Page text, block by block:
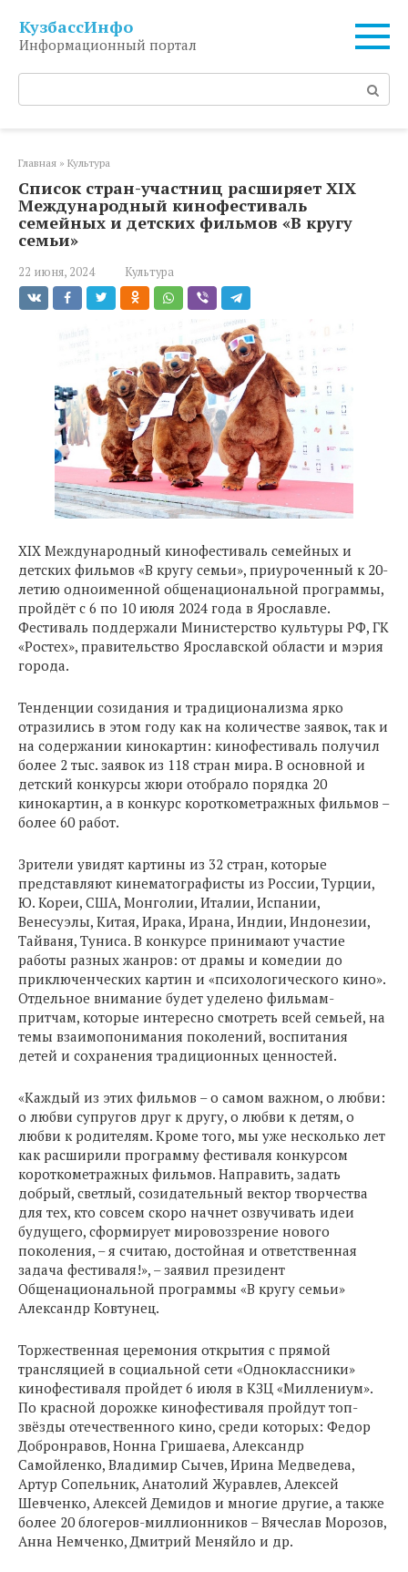
контенту
КузбассИнфо
Информационный портал
Поиск:
Главная » Культура
Список стран-участниц расширяет XIХ
Международный кинофестиваль
семейных и детских фильмов «В кругу
семьи»
22 июня, 2024 Культура
XIХ Международный кинофестиваль семейных и
детских фильмов «В кругу семьи», приуроченный к 20-
летию одноименной общенациональной программы,
пройдёт с 6 по 10 июля 2024 года в Ярославле.
Фестиваль поддержали Министерство культуры РФ, ГК
«Ростех», правительство Ярославской области и мэрия
города.
Тенденции созидания и традиционализма ярко
отразились в этом году как на количестве заявок, так и
на содержании кинокартин: кинофестиваль получил
более 2 тыс. заявок из 118 стран мира. В основной и
детский конкурсы жюри отобрало порядка 20
кинокартин, а в конкурс короткометражных фильмов –
более 60 работ.
Зрители увидят картины из 32 стран, которые
представляют кинематографисты из России, Турции,
Ю. Кореи, США, Монголии, Италии, Испании,
Венесуэлы, Китая, Ирака, Ирана, Индии, Индонезии,
Тайваня, Туниса. В конкурсе принимают участие
работы разных жанров: от драмы и комедии до
приключенческих картин и «психологического кино».
Отдельное внимание будет уделено фильмам-
притчам, которые интересно смотреть всей семьей, на
темы взаимопонимания поколений, воспитания
детей и сохранения традиционных ценностей.
«Каждый из этих фильмов – о самом важном, о любви:
о любви супругов друг к другу, о любви к детям, о
любви к родителям. Кроме того, мы уже несколько лет
как расширили программу фестиваля конкурсом
короткометражных фильмов. Направить, задать
добрый, светлый, созидательный вектор творчества
для тех, кто совсем скоро начнет озвучивать идеи
будущего, сформирует мировоззрение нового
поколения, – я считаю, достойная и ответственная
задача фестиваля!», – заявил президент
Общенациональной программы «В кругу семьи»
Александр Ковтунец.
Торжественная церемония открытия с прямой
трансляцией в социальной сети «Одноклассники»
кинофестиваля пройдет 6 июля в КЗЦ «Миллениум».
По красной дорожке кинофестиваля пройдут топ-
звёзды отечественного кино, среди которых: Федор
Добронравов, Нонна Гришаева, Александр
Самойленко, Владимир Сычев, Ирина Медведева,
Артур Сопельник, Анатолий Журавлев, Алексей
Шевченко, Алексей Демидов и многие другие, а также
более 20 блогеров-миллионников – Вячеслав Морозов,
Анна Немченко, Дмитрий Меняйло и др.